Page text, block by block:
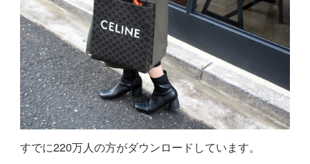
すでに220万人の方がダウンロードしています。